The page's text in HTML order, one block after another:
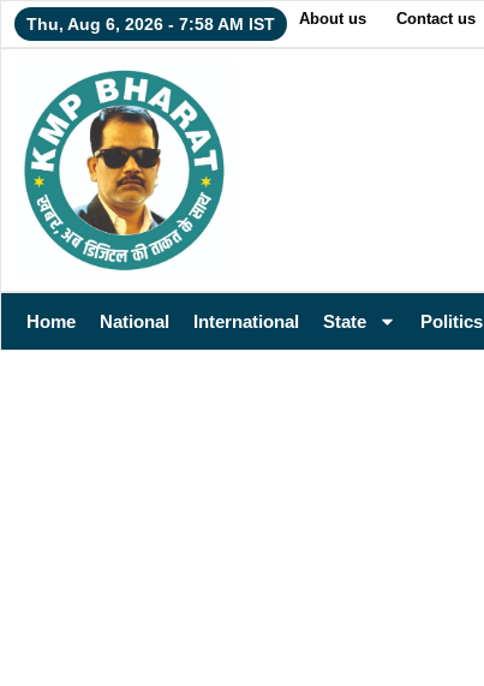
Thu, Aug 6, 2026 - 7:58 AM IST About us Contact us
Home National International State Politics